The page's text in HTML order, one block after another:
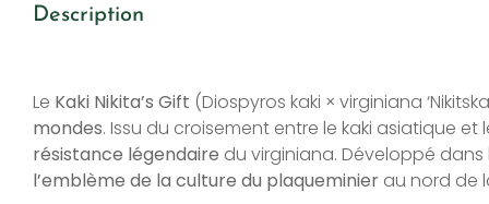
Description
Le Kaki Nikita’s Gift (Diospyros kaki × virginiana
mondes. Issu du croisement entre le kaki asiatique
résistance légendaire du virginiana. Développé dans
l’emblème de la culture du plaqueminier au nord de